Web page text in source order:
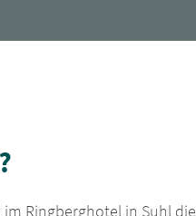
im Ringberghotel in Suhl die